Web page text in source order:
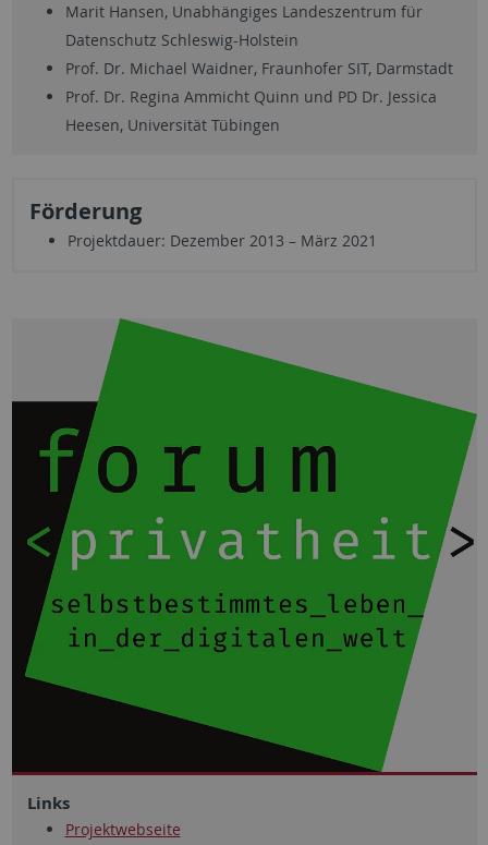
Marit Hansen, Unabhängiges Landeszentrum für
Datenschutz Schleswig-Holstein
Prof. Dr. Michael Waidner, Fraunhofer SIT, Darmstadt
Prof. Dr. Regina Ammicht Quinn und PD Dr. Jessica
Heesen, Universität Tübingen
Förderung
Projektdauer: Dezember 2013 – März 2021
Links
Projektwebseite